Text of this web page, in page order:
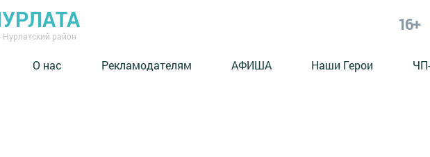
район
16+
О нас Рекламодателям АФИША Наши Герои